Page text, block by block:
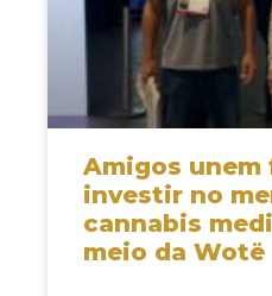
Amigos unem
investir no
cannabis
meio da Wotë